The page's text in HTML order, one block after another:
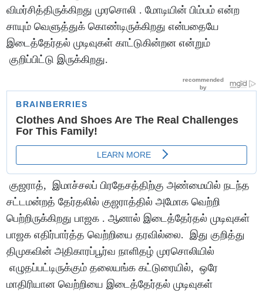
விமர்சித்திருக்கிறது முரசொலி . மோடியின் பிம்பம் என்ற
சாயும் வெளுத்துக் கொண்டிருக்கிறது என்பதையே
இடைத்தேர்தல் முடிவுகள் காட்டுகின்றன என்றும்
குறிப்பிட்டு இருக்கிறது.
குஜராத், இமாச்சலப் பிரதேசத்திற்கு அண்மையில் நடந்த
சட்டமன்றத் தேர்தலில் குஜராத்தில் அமோக வெற்றி
பெற்றிருக்கிறது பாஜக . ஆனால் இடைத்தேர்தல் முடிவுகள்
பாஜக எதிர்பார்த்த வெற்றியை தரவில்லை. இது குறித்து
திமுகவின் அதிகாரப்பூர்வ நாளிதழ் முரசொலியில்
எழுதப்பட்டிருக்கும் தலையங்க கட்டுரையில், ஒரே
மாதிரியான வெற்றியை இடைத்தேர்தல் முடிவுகள்